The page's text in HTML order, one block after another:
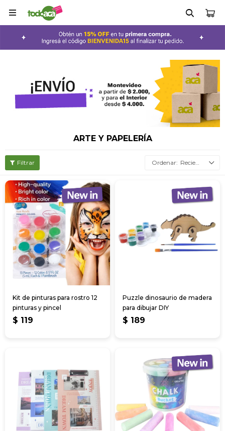

ARTE Y PAPELERÍA
Recientes
Kit de pinturas para rostro 12
pinturas y pincel
$ 119
Puzzle dinosaurio de madera
para dibujar DIY
$ 189